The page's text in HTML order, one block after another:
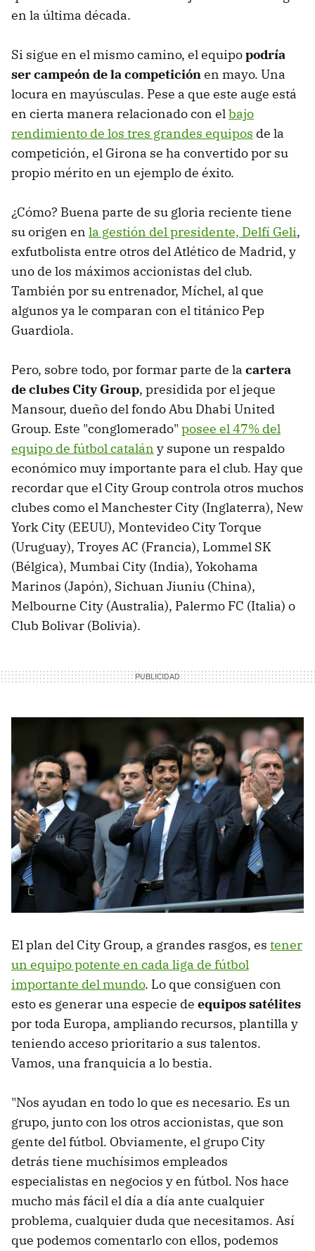
en la última década.
Si sigue en el mismo camino, el equipopodría
ser campeón de la competiciónen mayo. Una
locura en mayúsculas. Pese a que este auge está
en cierta manera relacionado con elbajo
rendimiento de los tres grandes equipos de la
competición, el Girona se ha convertido por su
propio mérito en un ejemplo de éxito.
¿Cómo? Buena parte de su gloria reciente tiene
su origen en la gestión del presidente, Delfí Geli,
exfutbolista entre otros del Atlético de Madrid, y
uno de los máximos accionistas del club.
También por su entrenador, Míchel, al que
algunos ya le comparan con el titánico Pep
Guardiola.
Pero, sobre todo, por formar parte de la cartera
de clubes City Group, presidida por el jeque
Mansour, dueño del fondo Abu Dhabi United
Group. Este "conglomerado" posee el 47% del
equipo de fútbol catalán y supone un respaldo
económico muy importante para el club. Hay que
recordar que el City Group controla otros muchos
clubes como el Manchester City (Inglaterra), New
York City (EEUU), Montevideo City Torque
(Uruguay), Troyes AC (Francia), Lommel SK
(Bélgica), Mumbai City (India), Yokohama
Marinos (Japón), Sichuan Jiuniu (China),
Melbourne City (Australia), Palermo FC (Italia) o
Club Bolivar (Bolivia).
El plan del City Group, a grandes rasgos, es tener
un equipo potente en cada liga de fútbol
importante del mundo. Lo que consiguen con
esto es generar una especie de equipos satélites
por toda Europa, ampliando recursos, plantilla y
teniendo acceso prioritario a sus talentos.
Vamos, una franquicia a lo bestia.
"Nos ayudan en todo lo que es necesario. Es un
grupo, junto con los otros accionistas, que son
gente del fútbol. Obviamente, el grupo City
detrás tiene muchísimos empleados
especialistas en negocios y en fútbol. Nos hace
mucho más fácil el día a día ante cualquier
problema, cualquier duda que necesitamos. Así
que podemos comentarlo con ellos, podemos